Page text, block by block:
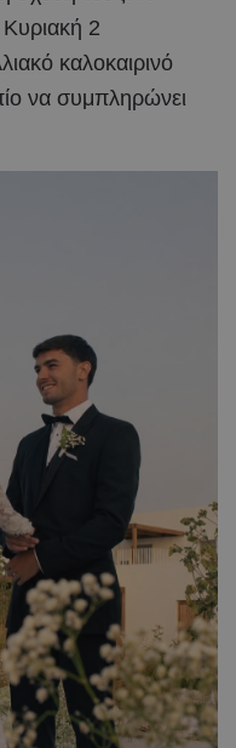
2
καλοκαιρινό
να συμπληρώνει